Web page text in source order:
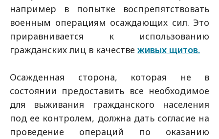
например в попытке воспрепятствовать
военным операциям осаждающих сил. Это
приравнивается к использованию
гражданских лиц в качестве живых щитов.
Осажденная сторона, которая не в
состоянии предоставить все необходимое
для выживания гражданского населения
под ее контролем, должна дать согласие на
проведение операций по оказанию